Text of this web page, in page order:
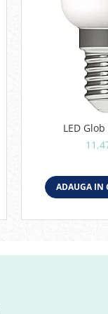
LED
ADAUGA IN